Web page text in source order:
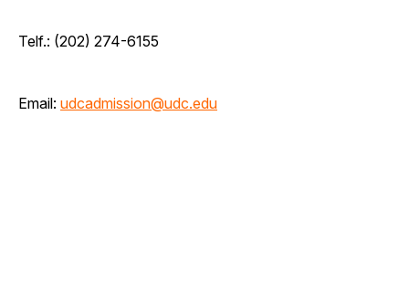
Telf.: (202) 274-6155
Email: udcadmission@udc.edu